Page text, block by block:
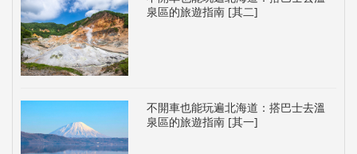
泉區的旅遊指南 [其二]
不開車也能玩遍北海道：搭巴士去溫
泉區的旅遊指南 [其一]